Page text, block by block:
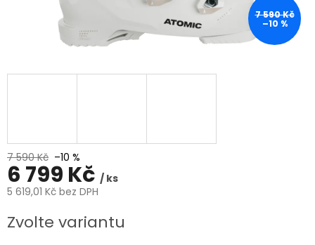
7 590 Kč
–10 %
7 590 Kč –10 %
6 799 Kč / ks
5 619,01 Kč bez DPH
cena:
Zvolte variantu